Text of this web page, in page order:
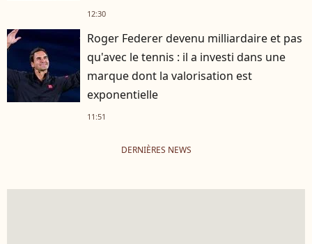
12:30
Roger Federer devenu milliardaire et pas
qu'avec le tennis : il a investi dans une
marque dont la valorisation est
exponentielle
11:51
DERNIÈRES NEWS